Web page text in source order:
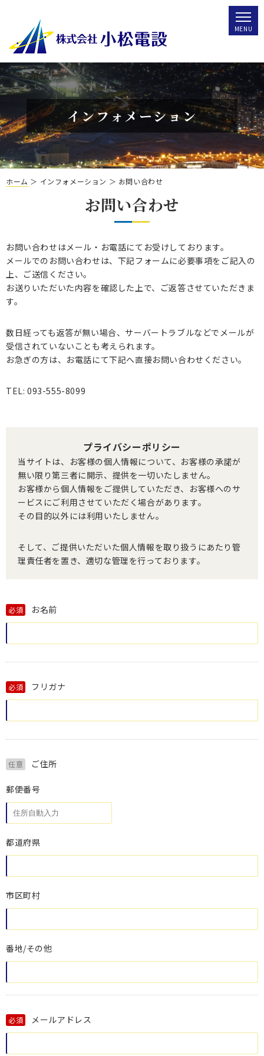
インフォメーション
ホーム ＞ インフォメーション ＞ お問い合わせ
お問い合わせ
お問い合わせはメール・お電話にてお受けしております。
メールでのお問い合わせは、下記フォームに必要事項をご記入の
上、ご送信ください。
お送りいただいた内容を確認した上で、ご返答させていただきま
す。
数日経っても返答が無い場合、サーバートラブルなどでメールが
受信されていないことも考えられます。
お急ぎの方は、お電話にて下記へ直接お問い合わせください。
TEL: 093-555-8099
プライバシーポリシー
当サイトは、お客様の個人情報について、お客様の承諾が
無い限り第三者に開示、提供を一切いたしません。
お客様から個人情報をご提供していただき、お客様へのサ
ービスにご利用させていただく場合があります。
その目的以外には利用いたしません。
そして、ご提供いただいた個人情報を取り扱うにあたり管
理責任者を置き、適切な管理を行っております。
必須 お名前
必須 フリガナ
任意 ご住所
郵便番号
都道府県
市区町村
番地/その他
必須 メールアドレス